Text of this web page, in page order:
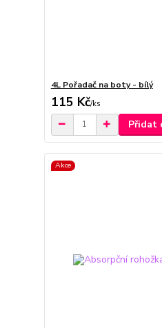
4L Pořadač na boty - bílý
115 Kč/ks
Přidat
Akce